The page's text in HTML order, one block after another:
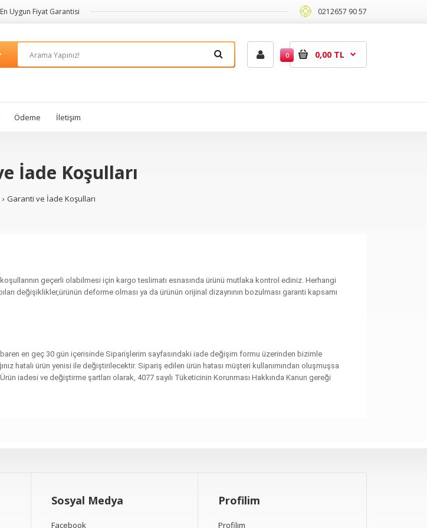
En Uygun Fiyat Garantisi 0212657 90 57
0 0,00 TL
Ödeme İletişim
İade Koşulları
Garanti ve İade Koşulları
geçerli olabilmesi için kargo teslimatı esnasında ürünü mutlaka kontrol ediniz. Herhangi
değişiklikler,ürünün deforme olması ya da ürünün orijinal dizaynının bozulması garanti kapsamı
en geç 30 gün içerisinde Siparişlerim sayfasındaki iade değişim formu üzerinden bizimle
hatalı ürün yenisi ile değiştirilecektir. Sipariş edilen ürün hatası müşteri kullanımından oluşmuşsa
iadesi ve değiştirme şartları olarak, 4077 sayılı Tüketicinin Korunması Hakkında Kanun gereği
Sosyal Medya
Facebook
Profilim
Profilim